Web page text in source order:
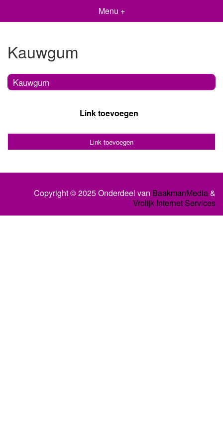
Menu +
Kauwgum
Kauwgum
Link toevoegen
Link toevoegen
Copyright © 2025 Onderdeel van BaakmanMedia&
Vrolijk Internet Services